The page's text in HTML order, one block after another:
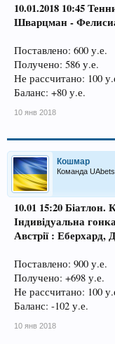
10.01.2018 10:45
Шварцман -
Поставлено: 600 у.е.
Получено: 586 у.е.
Не рассчитано: 100
Баланс: +80 у.е.
10 янв 2018
Кошмар
Команда UAbets
10.01 15:20 Біатлон.
Індивідуальна
Австрії : Еберхард,
Поставлено: 900 у.е.
Получено: +698 у.е.
Не рассчитано: 100
Баланс: -102 у.е.
10 янв 2018